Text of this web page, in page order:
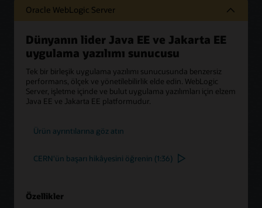
Oracle WebLogic Server
Dünyanın lider Java EE ve Jakarta EE
uygulama yazılımı sunucusu
Tek bir birleşik uygulama yazılımı sunucusunda benzersiz
performans, ölçek ve yönetilebilirlik elde edin. WebLogic
Server, işletme içinde ve bulut uygulama yazılımları için elzem
Java EE ve Jakarta EE platformudur.
Ürün ayrıntılarına göz atın
CERN'ün başarı hikâyesini öğrenin (1:36)
Özellikler